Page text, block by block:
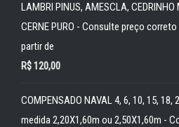
LAMBRI PINUS, AMESCLA, CEDRINHO
CERNE PURO - Consulte preço
partir de
R$120,00
COMPENSADO NAVAL 4, 6, 10, 15, 18,
medida 2,20X1,60m ou 2,50X1,60m -